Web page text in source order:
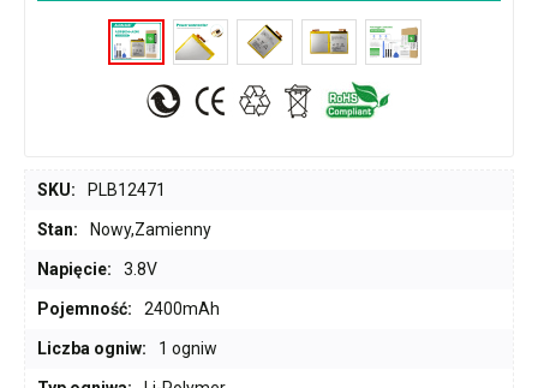
SKU: PLB12471
Stan: Nowy,Zamienny
Napięcie: 3.8V
Pojemność: 2400mAh
Liczba ogniw: 1 ogniw